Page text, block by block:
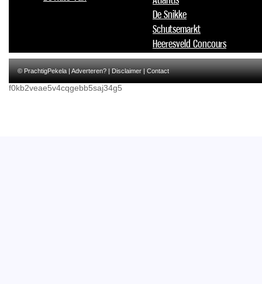
De Snikke
Schutsemarkt
Heeresveld Concours
© PrachtigPekela |Adverteren?|Disclaimer|Contact
f0kb2veae5v4cqgebb5saj34g5